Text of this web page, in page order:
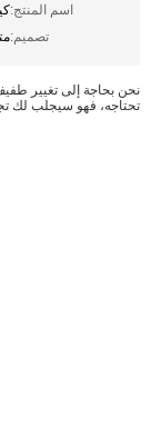
اسم المنتج:
تصميم:
نحن بحاجة إلى تغيير
تحتاجه، فهو سيجلب لك